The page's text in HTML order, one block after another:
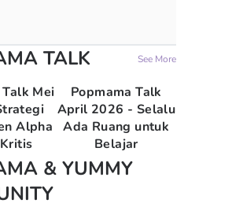
TALK See More
Mei
Alpha
Popmama Talk
April 2026 - Selalu
Ada Ruang untuk
Belajar
& YUMMY